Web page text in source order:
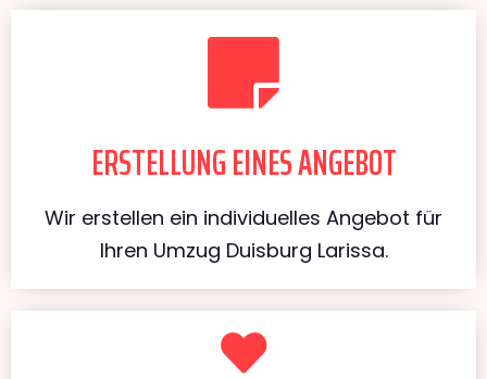
ERSTELLUNG EINES ANGEBOT
Wir erstellen ein individuelles Angebot für
Ihren Umzug Duisburg Larissa.